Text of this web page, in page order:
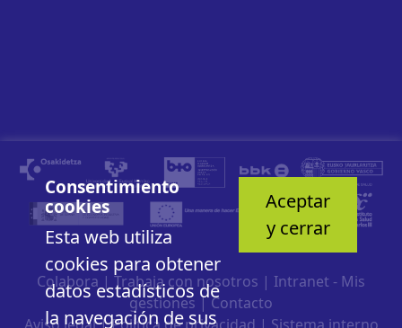
Consentimiento
cookies
Esta web utiliza
cookies para obtener
datos estadísticos de
la navegación de sus
Aceptar
y cerrar
Colabora | Trabaja con nosotros | Intranet - Mis
gestiones |Contacto